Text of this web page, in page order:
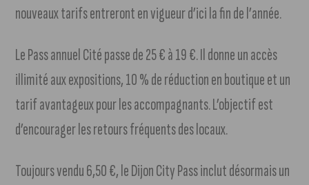
nouveaux tarifs entreront en vigueur d’ici la fin de l’année.
Le Pass annuel Cité passe de 25 € à 19 €. Il donne un accès
illimité aux expositions, 10 % de réduction en boutique et un
tarif avantageux pour les accompagnants. L’objectif est
d’encourager les retours fréquents des locaux.
Toujours vendu 6,50 €, le Dijon City Pass inclut désormais un